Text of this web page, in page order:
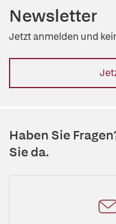
Newsletter
Jetzt anmelden und
Haben Sie
Sie da.